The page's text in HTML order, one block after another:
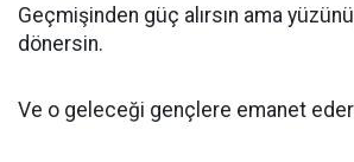
Geçmişinden güç alırsın ama
dönersin.
Ve o geleceği gençlere emanet